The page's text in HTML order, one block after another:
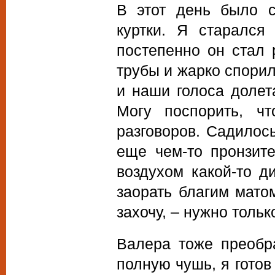
В этот день было
куртки. Я
постепенно он
трубы и жарко
и наши голоса
Могу поспорить,
разговоров.
еще чем-то
воздухом какой-то
заорать благим
захочу, – нужно
Валера тоже
полную чушь, я